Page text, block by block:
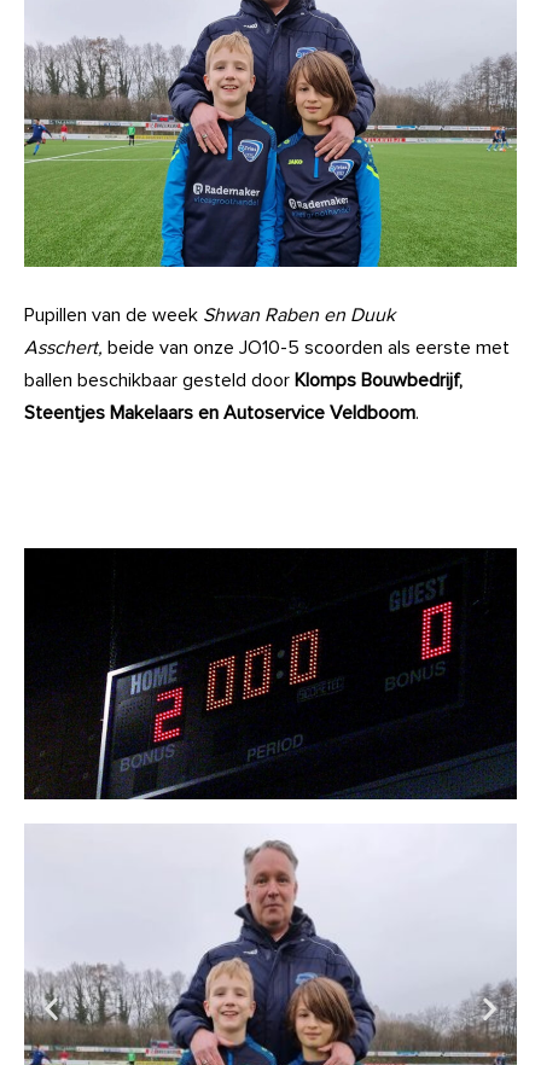
Pupillen van de week Shwan Raben en Duuk
Asschert, beide van onze JO10-5 scoorden als eerste met
ballen beschikbaar gesteld door Klomps Bouwbedrijf,
Steentjes Makelaars en Autoservice Veldboom.